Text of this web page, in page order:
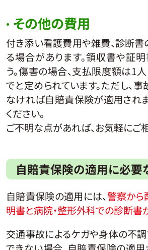
その他の費用
付き添い看護費用や雑費、診断
る場合があります。領収書や証
う。傷害の場合、支払限度額は1
でと定められています。ただし、
なければ自賠責保険が適用され
ください。
ご不明な点があれば、お気軽にご
自賠責保険の適用に必要
自賠責保険の適用には、警察から
明書と病院・整形外科での診断書
交通事故によるケガや身体の不